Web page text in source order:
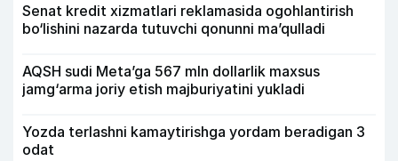
Senat kredit xizmatlari reklamasida ogohlantirish
bo‘lishini nazarda tutuvchi qonunni ma’qulladi
AQSH sudi Meta’ga 567 mln dollarlik maxsus
jamg‘arma joriy etish majburiyatini yukladi
Yozda terlashni kamaytirishga yordam beradigan 3
odat